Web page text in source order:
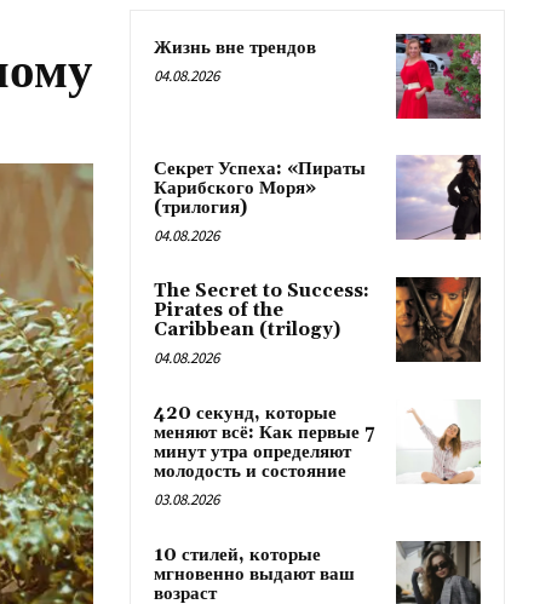
Жизнь вне трендов
04.08.2026
Секрет Успеха: «Пираты
Карибского Моря»
(трилогия)
04.08.2026
The Secret to Success:
Pirates of the
Caribbean (trilogy)
04.08.2026
420 секунд, которые
меняют всё: Как первые 7
минут утра определяют
молодость и состояние
03.08.2026
10 стилей, которые
мгновенно выдают ваш
возраст